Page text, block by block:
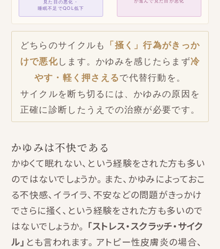
見た目の悪化・
睡眠不足でQOL低下
どちらのサイクルも 「掻く」行為がきっか
けで悪化します。かゆみを感じたらまず冷
やす・軽く押さえるで代替行動を。
サイクルを断ち切るには、かゆみの原因を
正確に診断したうえでの治療が必要です。
かゆみは不快である
かゆくて眠れない、という経験をされた方も多い
のではないでしょうか。また、かゆみによっておこ
る不快感、イライラ、不安などの問題がきっかけ
でさらに掻く、という経験をされた方も多いので
はないでしょうか。 「ストレス・スクラッチ・サイク
ル」 とも言われます。アトピー性皮膚炎の場合、